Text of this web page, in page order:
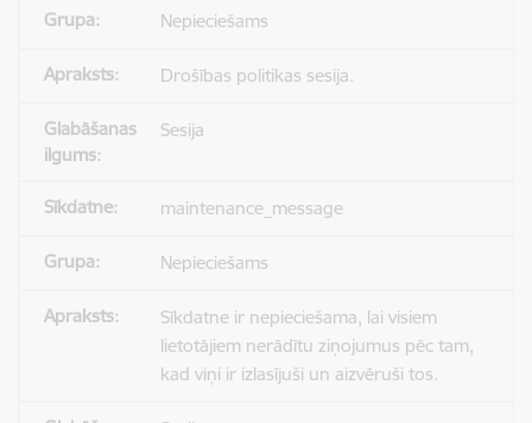
Nepieciešams
Drošības politikas sesija.
Sesija
maintenance_message
Nepieciešams
Sīkdatne ir nepieciešama, lai visiem
lietotājiem nerādītu ziņojumus pēc tam,
kad viņi ir izlasījuši un aizvēruši tos.